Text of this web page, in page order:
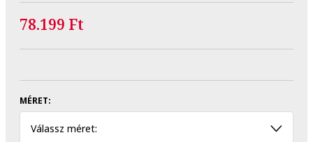
78.199 Ft
MÉRET:
Válassz méret: